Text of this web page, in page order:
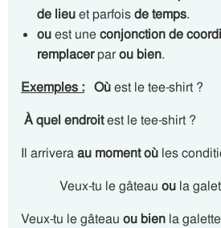
de lieuet parfoisde temps.
ouest uneconjonction de
remplacerparou bien.
Exemples : Oùest le tee-shirt ?
À quel endroitest le tee-shirt ?
Il arriveraau momentoù les
Veux-tu le gâteau ou la
Veux-tu le gâteau ou bien la galette